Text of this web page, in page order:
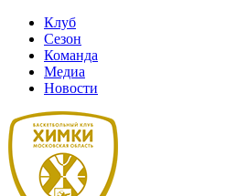
Клуб
Сезон
Команда
Медиа
Новости